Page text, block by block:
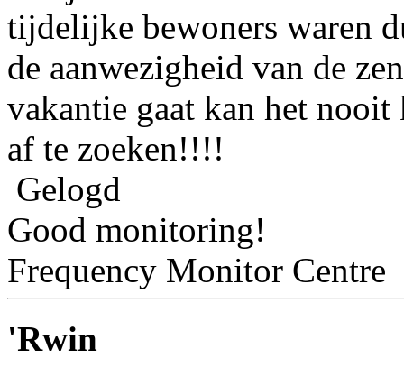
tijdelijke bewoners waren
de aanwezigheid van de
vakantie gaat kan het nooit
af te zoeken!!!!
Gelogd
Good monitoring!
Frequency Monitor Centre
'Rwin